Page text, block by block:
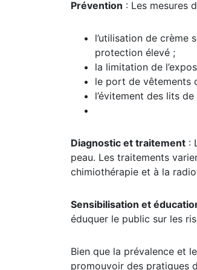
Prévention : Les mesures
l’utilisation de crème
protection élevé ;
la limitation de
le port de vêtements
l’évitement des lits
Diagnostic et traitement :
peau. Les traitements
chimiothérapie et à la
Sensibilisation et
éduquer le public sur les
Bien que la prévalence et
promouvoir des pratiques